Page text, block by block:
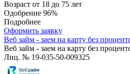
Возраст от 18 до 75 лет
Одобрение 96%
Подробнее
Оформить заявку
Веб займ - заем на карту без
Веб займ - заем на карту без
Лиц. № 19-035-50-009325